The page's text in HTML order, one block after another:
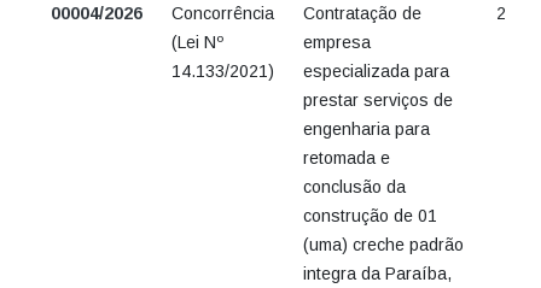
00004/2026
Concorrência
(Lei Nº
14.133/2021)
Contratação de
empresa
especializada para
prestar serviços de
engenharia para
retomada e
conclusão da
construção de 01
(uma) creche padrão
integra da Paraíba,
28/